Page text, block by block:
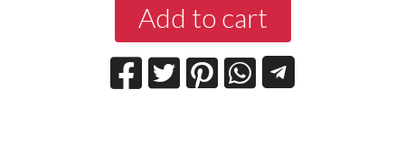
Add to cart